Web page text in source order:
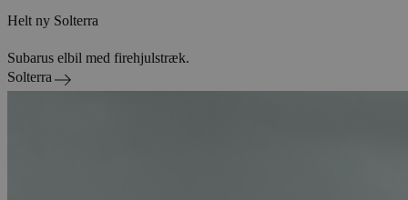
Helt ny Solterra
Subarus elbil med firehjulstræk.
Solterra